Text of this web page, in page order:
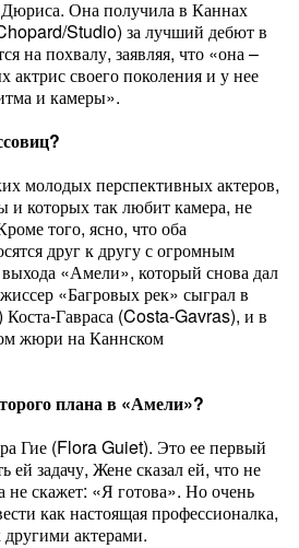
Дюриса. Она получила в Каннах
Studio) за лучший дебют в
на похвалу, заявляя, что «она –
актрис своего поколения и у нее
и камеры».
молодых перспективных актеров,
и которых так любит камера, не
того, ясно, что оба
друг к другу с огромным
«Амели», который снова дал
«Багровых рек» сыграл в
Гавраса (Costa-Gavras), и в
жюри на Каннском
плана в «Амели»?
Гие (Flora Guiet). Это ее первый
ей задачу, Жене сказал ей, что не
не скажет: «Я готова». Но очень
как настоящая профессионалка,
актерами.